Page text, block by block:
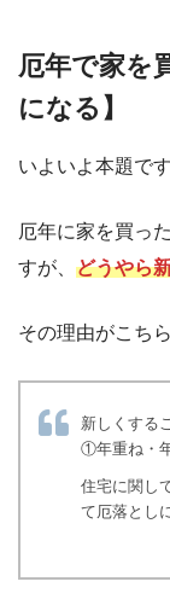
厄年で家を
になる】
いよいよ本題です
厄年に家を買っ
すが、 どうやら
その理由がこち
新しくする
①年重ね・
住宅に関し
て厄落とし